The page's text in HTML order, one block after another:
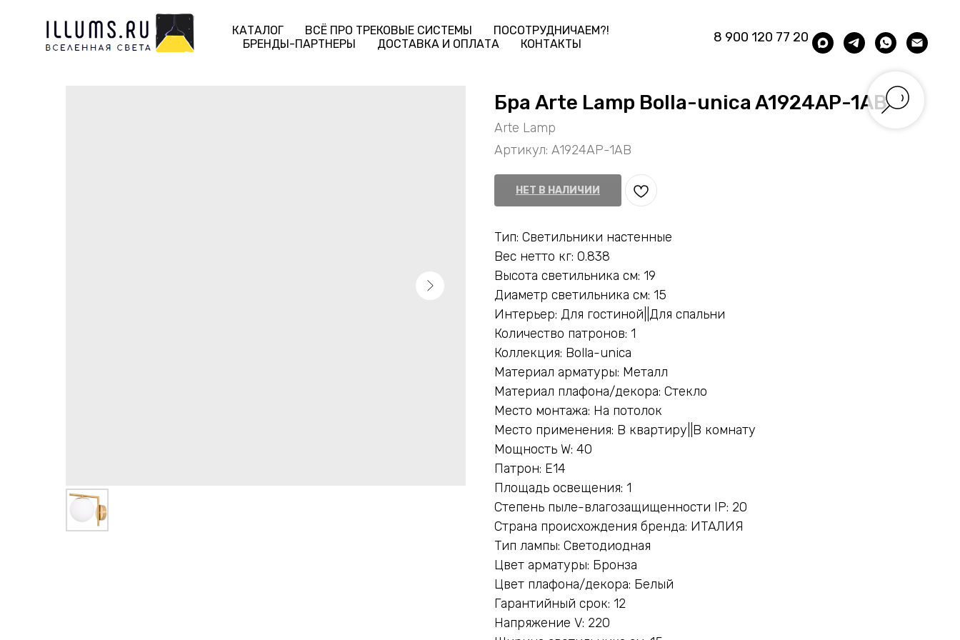
КАТАЛОГ ВСЁ ПРО ТРЕКОВЫЕ СИСТЕМЫ
ПОСОТРУДНИЧАЕМ?!
БРЕНДЫ-ПАРТНЕРЫ
ДОСТАВКА И ОПЛАТА КОНТАКТЫ 8 900 120 77 20
Бра Arte Lamp Bolla-unica A1924AP-1AB
Arte Lamp
Артикул: A1924AP-1AB
НЕТ В НАЛИЧИИ
Тип: Светильники настенные
Вес нетто кг: 0.838
Высота светильника см: 19
Диаметр светильника см: 15
Интерьер: Для гостиной||Для спальни
Количество патронов: 1
Коллекция: Bolla-unica
Материал арматуры: Металл
Материал плафона/декора: Стекло
Место монтажа: На потолок
Место применения: В квартиру||В комнату
Мощность W: 40
Патрон: E14
Площадь освещения: 1
Степень пыле-влагозащищенности IP: 20
Страна происхождения бренда: ИТАЛИЯ
Тип лампы: Светодиодная
Цвет арматуры: Бронза
Цвет плафона/декора: Белый
Гарантийный срок: 12
Напряжение V: 220